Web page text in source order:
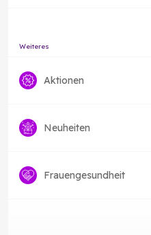
Weiteres
Aktionen
Neuheiten
Frauengesundheit